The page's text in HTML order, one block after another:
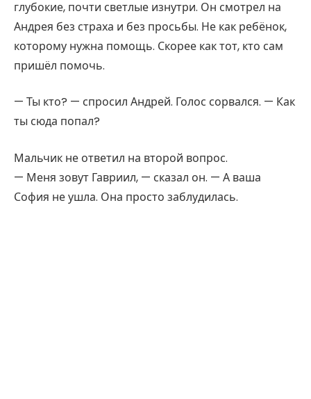
глубокие, почти светлые изнутри. Он смотрел на
Андрея без страха и без просьбы. Не как ребёнок,
которому нужна помощь. Скорее как тот, кто сам
пришёл помочь.
— Ты кто? — спросил Андрей. Голос сорвался. — Как
ты сюда попал?
Мальчик не ответил на второй вопрос.
— Меня зовут Гавриил, — сказал он. — А ваша
София не ушла. Она просто заблудилась.